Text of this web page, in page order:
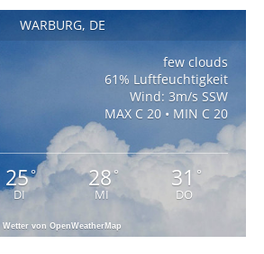
WARBURG, DE
few clouds
61% Luftfeuchtigkeit
Wind: 3m/s SSW
MAX C 20 • MIN C 20
25°
DI
28°
MI
31 °
DO
Wetter von OpenWeatherMap